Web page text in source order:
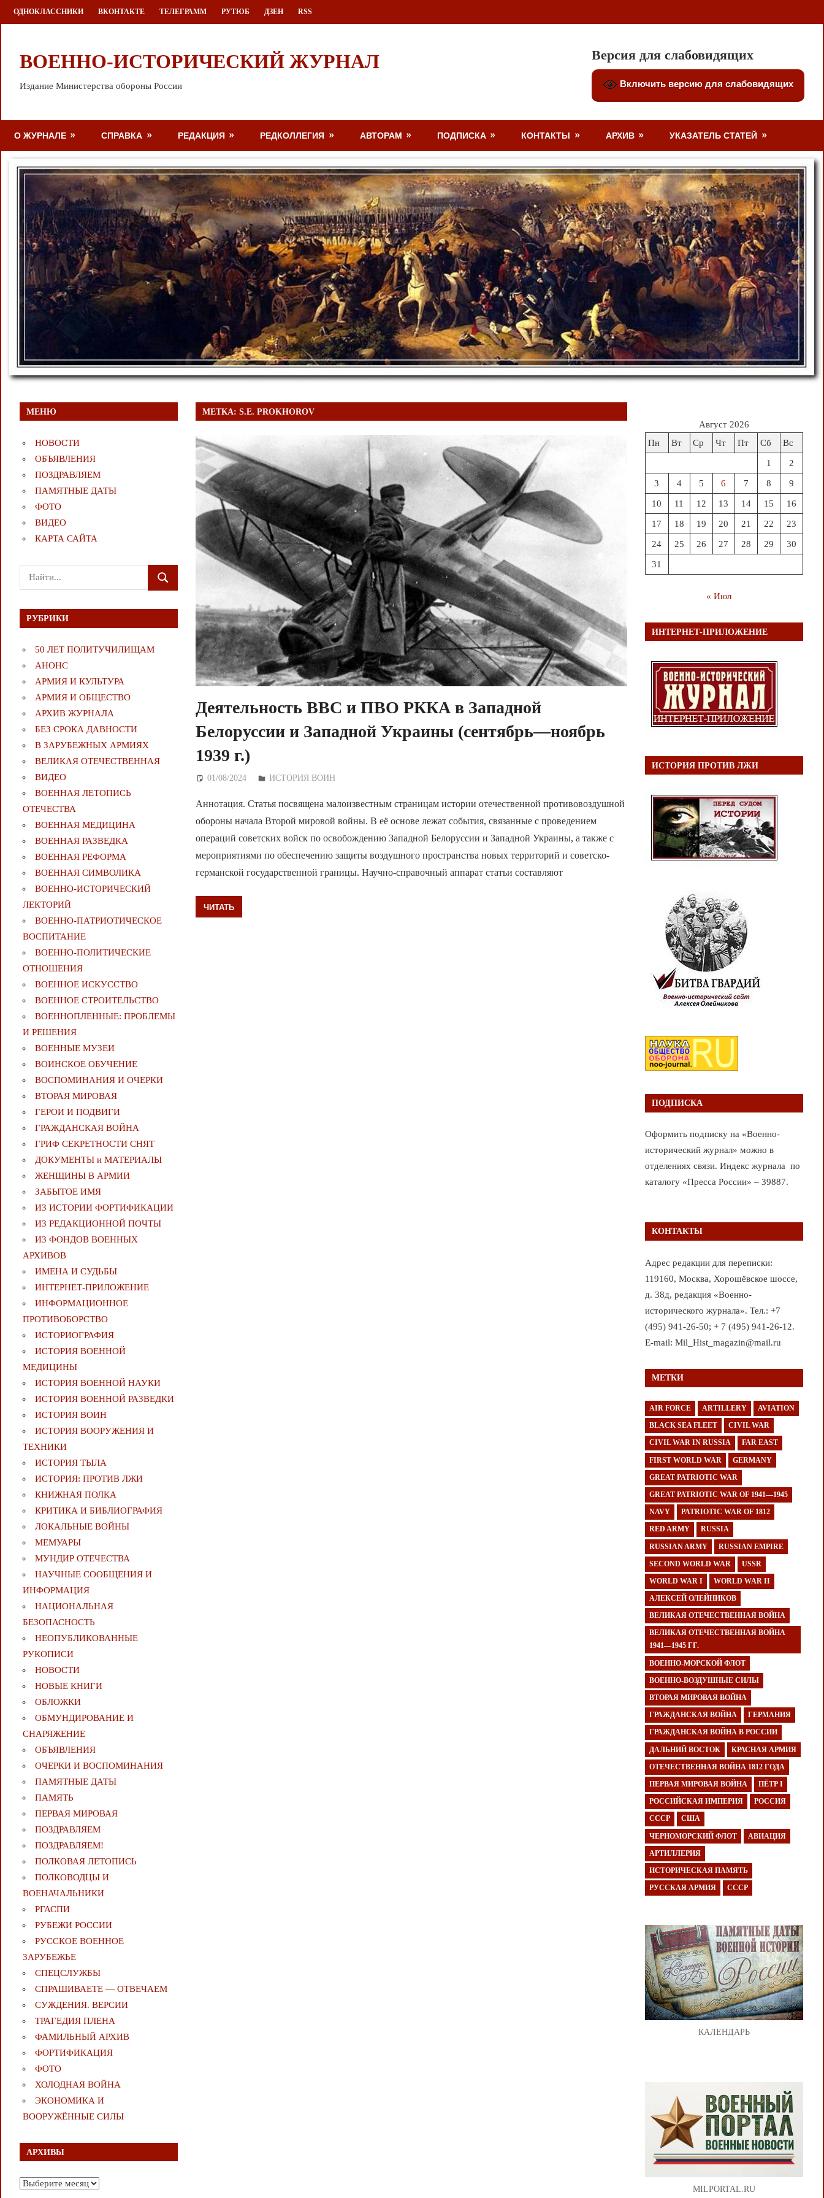
Перейти
к
ОДНОКЛАССНИКИ ВКОНТАКТЕ ТЕЛЕГРАММ РУТЮБ ДЗЕН RSS
ВОЕННО-ИСТОРИЧЕСКИЙ ЖУРНАЛ
Издание Министерства обороны России
Версия для слабовидящих
Включить версию для слабовидящих
О ЖУРНАЛЕ СПРАВКА РЕДАКЦИЯ РЕДКОЛЛЕГИЯ АВТОРАМ ПОДПИСКА КОНТАКТЫ АРХИВ УКАЗАТЕЛЬ СТАТЕЙ
МЕТКА:S.E. PROKHOROV
Деятельность ВВС и ПВО РККА в Западной
Белоруссии и Западной Украины (сентябрь—ноябрь
1939 г.)
01/08/2024 Дежурный по Редакции
ИСТОРИЯ ВОИН
Аннотация. Статья посвящена малоизвестным страницам истории отечественной противовоздушной
обороны начала Второй мировой войны. В её основе лежат события, связанные с проведением
операций советских войск по освобождению Западной Белоруссии и Западной Украины, а также с
мероприятиями по обеспечению защиты воздушного пространства новых территорий и советско-
германской государственной границы. Научно-справочный аппарат статьи составляют
ЧИТАТЬ
МЕНЮ
НОВОСТИ
ОБЪЯВЛЕНИЯ
ПОЗДРАВЛЯЕМ
ПАМЯТНЫЕ ДАТЫ
ФОТО
ВИДЕО
КАРТА САЙТА
Поиск
для:
ПОИСК
РУБРИКИ
50 ЛЕТ ПОЛИТУЧИЛИЩАМ
АНОНС
АРМИЯ И КУЛЬТУРА
АРМИЯ И ОБЩЕСТВО
АРХИВ ЖУРНАЛА
БЕЗ СРОКА ДАВНОСТИ
В ЗАРУБЕЖНЫХ АРМИЯХ
ВЕЛИКАЯ ОТЕЧЕСТВЕННАЯ
ВИДЕО
ВОЕННАЯ ЛЕТОПИСЬ
ОТЕЧЕСТВА
ВОЕННАЯ МЕДИЦИНА
ВОЕННАЯ РАЗВЕДКА
ВОЕННАЯ РЕФОРМА
ВОЕННАЯ СИМВОЛИКА
ВОЕННО-ИСТОРИЧЕСКИЙ
ЛЕКТОРИЙ
ВОЕННО-ПАТРИОТИЧЕСКОЕ
ВОСПИТАНИЕ
ВОЕННО-ПОЛИТИЧЕСКИE
ОТНОШЕНИЯ
ВОЕННОЕ ИСКУССТВО
ВОЕННОЕ СТРОИТЕЛЬСТВО
ВОЕННОПЛЕННЫЕ: ПРОБЛЕМЫ
И РЕШЕНИЯ
ВОЕННЫЕ МУЗЕИ
ВОИНСКОЕ ОБУЧЕНИЕ
ВОСПОМИНАНИЯ И ОЧЕРКИ
ВТОРАЯ МИРОВАЯ
ГЕРОИ И ПОДВИГИ
ГРАЖДАНСКАЯ ВОЙНА
ГРИФ СЕКРЕТНОСТИ СНЯТ
ДОКУМЕНТЫ и МАТЕРИАЛЫ
ЖЕНЩИНЫ В АРМИИ
ЗАБЫТОЕ ИМЯ
ИЗ ИСТОРИИ ФОРТИФИКАЦИИ
ИЗ РЕДАКЦИОННОЙ ПОЧТЫ
ИЗ ФОНДОВ ВОЕННЫХ
АРХИВОВ
ИМЕНА И СУДЬБЫ
ИНТЕРНЕТ-ПРИЛОЖЕНИЕ
ИНФОРМАЦИОННОЕ
ПРОТИВОБОРСТВО
ИСТОРИОГРАФИЯ
ИСТОРИЯ ВОЕННОЙ
МЕДИЦИНЫ
ИСТОРИЯ ВОЕННОЙ НАУКИ
ИСТОРИЯ ВОЕННОЙ РАЗВЕДКИ
ИСТОРИЯ ВОИН
ИСТОРИЯ ВООРУЖЕНИЯ И
ТЕХНИКИ
ИСТОРИЯ ТЫЛА
ИСТОРИЯ: ПРОТИВ ЛЖИ
КНИЖНАЯ ПОЛКА
КРИТИКА И БИБЛИОГРАФИЯ
ЛОКАЛЬНЫЕ ВОЙНЫ
МЕМУАРЫ
МУНДИР ОТЕЧЕСТВА
НАУЧНЫЕ СООБЩЕНИЯ И
ИНФОРМАЦИЯ
НАЦИОНАЛЬНАЯ
БЕЗОПАСНОСТЬ
НЕОПУБЛИКОВАННЫЕ
РУКОПИСИ
НОВОСТИ
НОВЫЕ КНИГИ
ОБЛОЖКИ
ОБМУНДИРОВАНИЕ И
СНАРЯЖЕНИЕ
ОБЪЯВЛЕНИЯ
ОЧЕРКИ И ВОСПОМИНАНИЯ
ПАМЯТНЫЕ ДАТЫ
ПАМЯТЬ
ПЕРВАЯ МИРОВАЯ
ПОЗДРАВЛЯЕМ
ПОЗДРАВЛЯЕМ!
ПОЛКОВАЯ ЛЕТОПИСЬ
ПОЛКОВОДЦЫ И
ВОЕНАЧАЛЬНИКИ
РГАСПИ
РУБЕЖИ РОССИИ
РУССКОЕ ВОЕННОЕ
ЗАРУБЕЖЬЕ
СПЕЦСЛУЖБЫ
СПРАШИВАЕТЕ — ОТВЕЧАЕМ
СУЖДЕНИЯ. ВЕРСИИ
ТРАГЕДИЯ ПЛЕНА
ФАМИЛЬНЫЙ АРХИВ
ФОРТИФИКАЦИЯ
ФОТО
ХОЛОДНАЯ ВОЙНА
ЭКОНОМИКА И
ВООРУЖЁННЫЕ СИЛЫ
АРХИВЫ
Архивы
Август 2026
Пн
Вт Ср Чт Пт Сб Вс
1 2
3 4 5 6 7 8 9
10 11 12 13 14 15 16
17 18 19 20 21 22 23
24 25 26 27 28 29 30
31
« Июл
ИНТЕРНЕТ-ПРИЛОЖЕНИЕ
ИСТОРИЯ ПРОТИВ ЛЖИ
ПОДПИСКА
Оформить подписку на «Военно-
исторический журнал» можно в
отделениях связи. Индекс журнала по
каталогу «Пресса России» – 39887.
КОНТАКТЫ
Адрес редакции для переписки:
119160, Москва, Хорошёвское шоссе,
д. 38д, редакция «Военно-
исторического журнала». Тел.: +7
(495) 941-26-50; + 7 (495) 941-26-12.
E-mail: Mil_Hist_magazin@mail.ru
МЕТКИ
AIR FORCE ARTILLERY AVIATION
BLACK SEA FLEET CIVIL WAR
CIVIL WAR IN RUSSIA FAR EAST
FIRST WORLD WAR GERMANY
GREAT PATRIOTIC WAR
GREAT PATRIOTIC WAR OF 1941—1945
NAVY PATRIOTIC WAR OF 1812
RED ARMY RUSSIA
RUSSIAN ARMY RUSSIAN EMPIRE
SECOND WORLD WAR USSR
WORLD WAR I WORLD WAR II
АЛЕКСЕЙ ОЛЕЙНИКОВ
ВЕЛИКАЯ ОТЕЧЕСТВЕННАЯ ВОЙНА
ВЕЛИКАЯ ОТЕЧЕСТВЕННАЯ ВОЙНА
1941—1945 ГГ.
ВОЕННО-МОРСКОЙ ФЛОТ
ВОЕННО-ВОЗДУШНЫЕ СИЛЫ
ВТОРАЯ МИРОВАЯ ВОЙНА
ГРАЖДАНСКАЯ ВОЙНА ГЕРМАНИЯ
ГРАЖДАНСКАЯ ВОЙНА В РОССИИ
ДАЛЬНИЙ ВОСТОК КРАСНАЯ АРМИЯ
ОТЕЧЕСТВЕННАЯ ВОЙНА 1812 ГОДА
ПЕРВАЯ МИРОВАЯ ВОЙНА ПЁТР I
РОССИЙСКАЯ ИМПЕРИЯ РОССИЯ
СССР США
ЧЕРНОМОРСКИЙ ФЛОТ АВИАЦИЯ
АРТИЛЛЕРИЯ
ИСТОРИЧЕСКАЯ ПАМЯТЬ
РУССКАЯ АРМИЯ СССР
КАЛЕНДАРЬ
MILPORTAL.RU